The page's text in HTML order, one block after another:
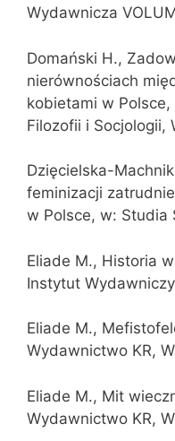
Wydawnicza
Domański H.,
nierównościach
kobietami w
Filozofii i Socjologii,
Dzięcielska-
feminizacji
w Polsce, w: Studia
Eliade M., Historia
Instytut
Eliade M.,
Wydawnictwo KR,
Eliade M., Mit
Wydawnictwo KR,